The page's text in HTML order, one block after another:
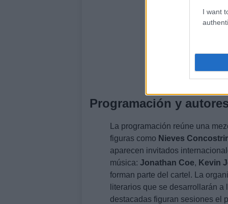
I want
Programación y autores
La programación reúne una
figuras como Nieves
aparecen invitados
música: Jonathan Coe, Kevin
forman parte del cartel. La
literarios que se desarrollarán
destacadas figuran sesiones el